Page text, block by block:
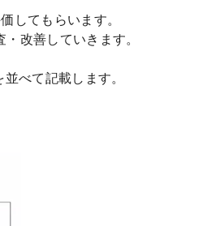
してもらいます。
改善していきます。
べて記載します。